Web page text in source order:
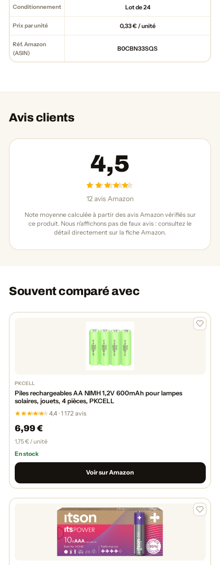
Conditionnement Lot de 24
Prix par unité 0,33 € / unité
Réf. Amazon
(ASIN)
B0CBN33SQS
Avis clients
4,5
12 avis Amazon
Note moyenne calculée à partir des avis Amazon vérifiés sur
ce produit. Nous n'affichons pas de faux avis : consultez le
détail directement sur la fiche Amazon.
Souvent comparé avec
PKCELL
Piles rechargeables AA NIMH 1,2V 600mAh pour lampes
solaires, jouets, 4 pièces, PKCELL
4,4 · 1 172 avis
6,99 €
1,75 € / unité
En stock
Voir sur Amazon